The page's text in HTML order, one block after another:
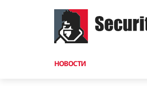
НОВОСТИ